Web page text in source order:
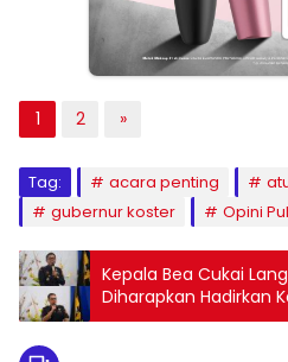
1 2 »
Tag: acara penting
gubernur koster
Opini
Kepala Bea Cukai
Diharapkan Hadirkan
Terbuka dan